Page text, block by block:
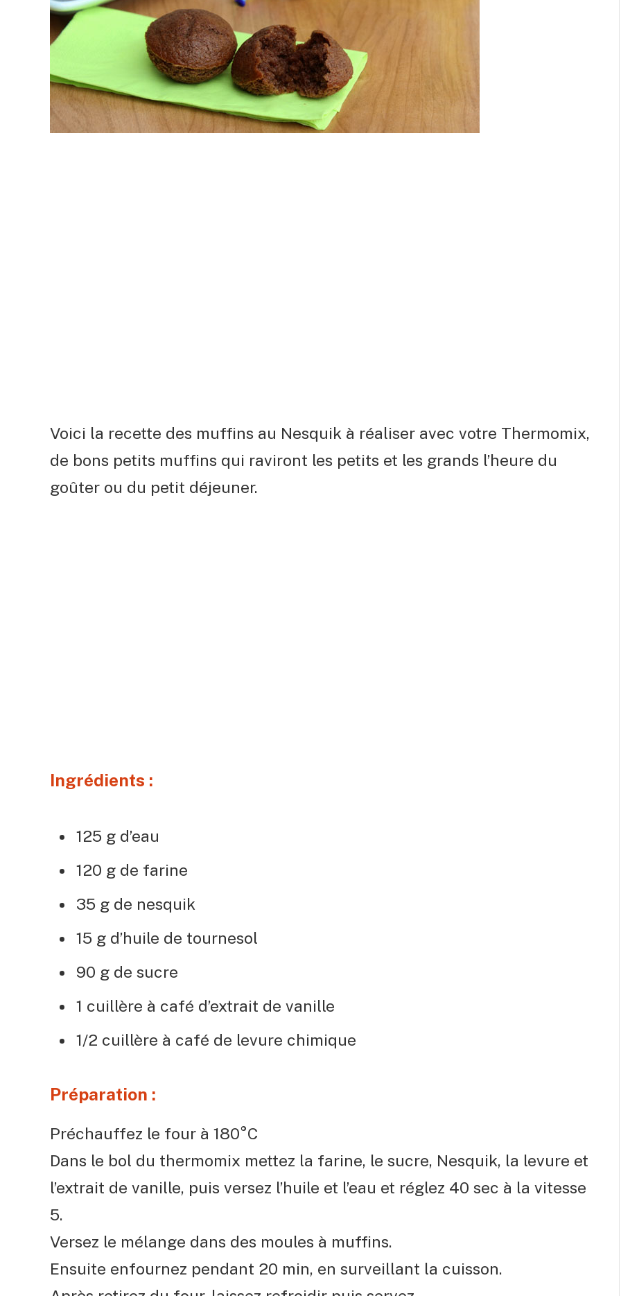
Voici la recette des muffins au Nesquik à réaliser avec votre Thermomix,
de bons petits muffins qui raviront les petits et les grands l’heure du
goûter ou du petit déjeuner.
Ingrédients :
125 g d’eau
120 g de farine
35 g de nesquik
15 g d’huile de tournesol
90 g de sucre
1 cuillère à café d’extrait de vanille
1/2 cuillère à café de levure chimique
Préparation :
Préchauffez le four à 180°C
Dans le bol du thermomix mettez la farine, le sucre, Nesquik, la levure et
l’extrait de vanille, puis versez l’huile et l’eau et réglez 40 sec à la vitesse
5.
Versez le mélange dans des moules à muffins.
Ensuite enfournez pendant 20 min, en surveillant la cuisson.